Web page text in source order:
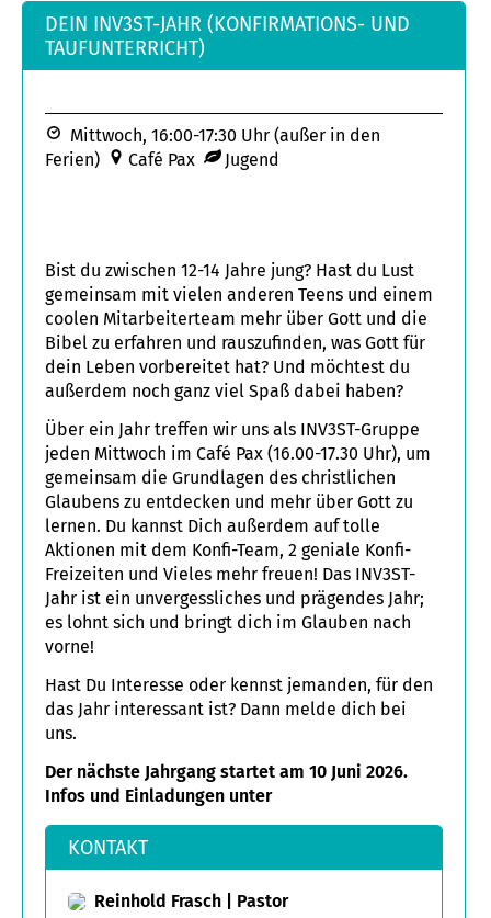
DEIN INV3ST-JAHR (KONFIRMATIONS- UND
TAUFUNTERRICHT)
Bist du zwischen 12-14 Jahre jung? Hast du Lust
gemeinsam mit vielen anderen Teens und einem
coolen Mitarbeiterteam mehr über Gott und die
Bibel zu erfahren und rauszufinden, was Gott für
dein Leben vorbereitet hat? Und möchtest du
außerdem noch ganz viel Spaß dabei haben?
Über ein Jahr treffen wir uns als INV3ST-Gruppe
jeden Mittwoch im Café Pax (16.00-17.30 Uhr), um
gemeinsam die Grundlagen des christlichen
Glaubens zu entdecken und mehr über Gott zu
lernen. Du kannst Dich außerdem auf tolle
Aktionen mit dem Konfi-Team, 2 geniale Konfi-
Freizeiten und Vieles mehr freuen! Das INV3ST-
Jahr ist ein unvergessliches und prägendes Jahr;
es lohnt sich und bringt dich im Glauben nach
vorne!
Hast Du Interesse oder kennst jemanden, für den
das Jahr interessant ist? Dann melde dich bei
uns.
Der nächste Jahrgang startet am 10 Juni 2026.
Infos und Einladungen unter
Mittwoch, 16:00-17:30 Uhr (außer in den
Ferien)
Café Pax Jugend
KONTAKT
Reinhold Frasch | Pastor